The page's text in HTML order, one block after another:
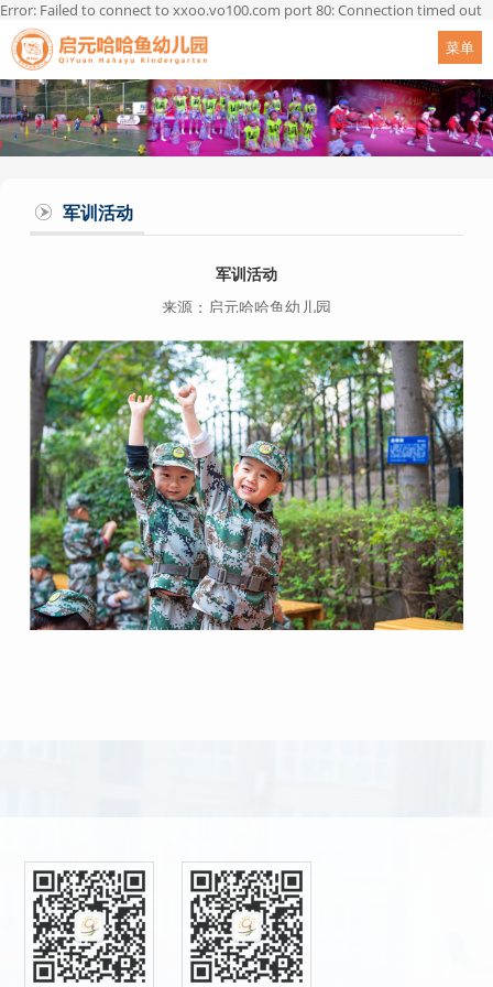
Error: Failed to connect to xxoo.vo100.com port 80: Connection timed out
菜单
军训活动
军训活动
来源：启元哈哈鱼幼儿园